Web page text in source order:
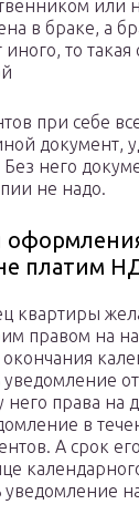
или
в браке, а
то такая
при себе
документ,
Без него
не надо.
платим
квартиры
правом на
него права на
в
А срок
уведомление